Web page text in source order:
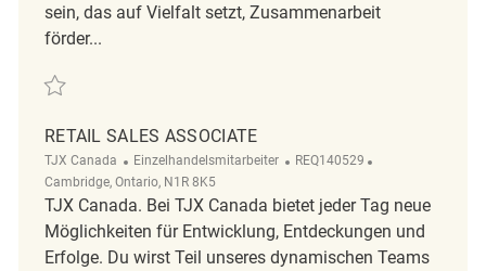
sein, das auf Vielfalt setzt, Zusammenarbeit
förder...
Retten Retail Store Associate Part Time Seasonal Marshalls/
RETAIL SALES ASSOCIATE
TJX Canada Kategorie
Einzelhandelsmitarbeiter ReqId
REQ140529
Cambridge, Ontario, N1R 8K5
TJX Canada. Bei TJX Canada bietet jeder Tag neue
Möglichkeiten für Entwicklung, Entdeckungen und
Erfolge. Du wirst Teil unseres dynamischen Teams